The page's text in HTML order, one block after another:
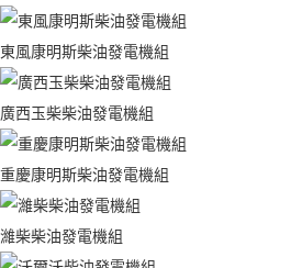
東風康明斯柴油發電機組
廣西玉柴柴油發電機組
重慶康明斯柴油發電機組
濰柴柴油發電機組